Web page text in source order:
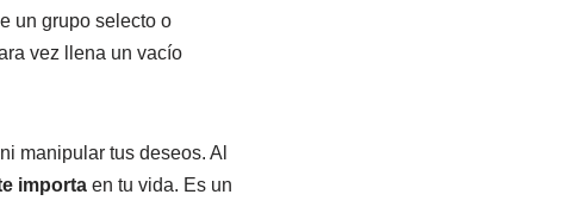
un grupo selecto o
vez llena un vacío
manipular tus deseos. Al
importaen tu vida. Es un